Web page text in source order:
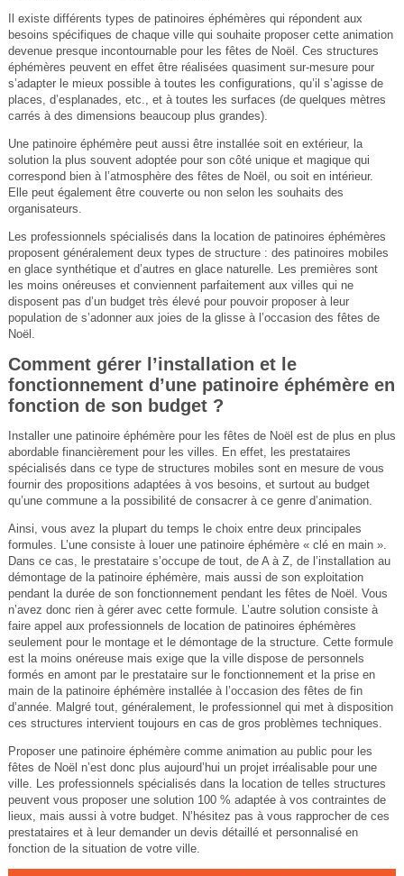
Il existe différents types de patinoires éphémères qui répondent aux
besoins spécifiques de chaque ville qui souhaite proposer cette animation
devenue presque incontournable pour les fêtes de Noël. Ces structures
éphémères peuvent en effet être réalisées quasiment sur-mesure pour
s’adapter le mieux possible à toutes les configurations, qu’il s’agisse de
places, d’esplanades, etc., et à toutes les surfaces (de quelques mètres
carrés à des dimensions beaucoup plus grandes).
Une patinoire éphémère peut aussi être installée soit en extérieur, la
solution la plus souvent adoptée pour son côté unique et magique qui
correspond bien à l’atmosphère des fêtes de Noël, ou soit en intérieur.
Elle peut également être couverte ou non selon les souhaits des
organisateurs.
Les professionnels spécialisés dans la location de patinoires éphémères
proposent généralement deux types de structure : des patinoires mobiles
en glace synthétique et d’autres en glace naturelle. Les premières sont
les moins onéreuses et conviennent parfaitement aux villes qui ne
disposent pas d’un budget très élevé pour pouvoir proposer à leur
population de s’adonner aux joies de la glisse à l’occasion des fêtes de
Noël.
Comment gérer l’installation et le
fonctionnement d’une patinoire éphémère en
fonction de son budget ?
Installer une patinoire éphémère pour les fêtes de Noël est de plus en plus
abordable financièrement pour les villes. En effet, les prestataires
spécialisés dans ce type de structures mobiles sont en mesure de vous
fournir des propositions adaptées à vos besoins, et surtout au budget
qu’une commune a la possibilité de consacrer à ce genre d’animation.
Ainsi, vous avez la plupart du temps le choix entre deux principales
formules. L’une consiste à louer une patinoire éphémère « clé en main ».
Dans ce cas, le prestataire s’occupe de tout, de A à Z, de l’installation au
démontage de la patinoire éphémère, mais aussi de son exploitation
pendant la durée de son fonctionnement pendant les fêtes de Noël. Vous
n’avez donc rien à gérer avec cette formule. L’autre solution consiste à
faire appel aux professionnels de location de patinoires éphémères
seulement pour le montage et le démontage de la structure. Cette formule
est la moins onéreuse mais exige que la ville dispose de personnels
formés en amont par le prestataire sur le fonctionnement et la prise en
main de la patinoire éphémère installée à l’occasion des fêtes de fin
d’année. Malgré tout, généralement, le professionnel qui met à disposition
ces structures intervient toujours en cas de gros problèmes techniques.
Proposer une patinoire éphémère comme animation au public pour les
fêtes de Noël n’est donc plus aujourd’hui un projet irréalisable pour une
ville. Les professionnels spécialisés dans la location de telles structures
peuvent vous proposer une solution 100 % adaptée à vos contraintes de
lieux, mais aussi à votre budget. N’hésitez pas à vous rapprocher de ces
prestataires et à leur demander un devis détaillé et personnalisé en
fonction de la situation de votre ville.